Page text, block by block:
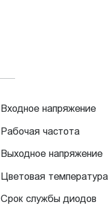
Входное напряжение
Рабочая частота
Выходное напряжение
Цветовая
Срок службы диодов